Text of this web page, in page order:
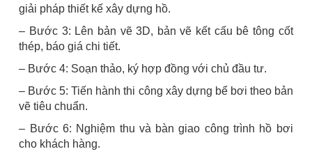
giải pháp thiết kế xây dựng hồ.
– Bước 3: Lên bản vẽ 3D, bản vẽ kết cấu bê tông cốt
thép, báo giá chi tiết.
– Bước 4: Soạn thảo, ký hợp đồng với chủ đầu tư.
– Bước 5: Tiến hành thi công xây dựng bể bơi theo bản
vẽ tiêu chuẩn.
– Bước 6: Nghiệm thu và bàn giao công trình hồ bơi
cho khách hàng.